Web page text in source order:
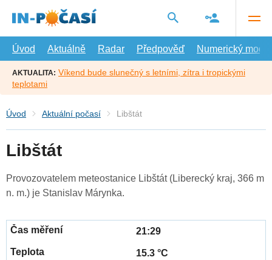
hlavní
Úvod
Aktuálně Radar Předpověď Numerický model
AKTUALITA: Víkend bude slunečný s letními, zítra i tropickými
teplotami
Úvod Aktuální počasí Libštát
Libštát
Provozovatelem meteostanice Libštát (Liberecký kraj, 366 m
n. m.) je Stanislav Márynka.
21:29
15.3 °C